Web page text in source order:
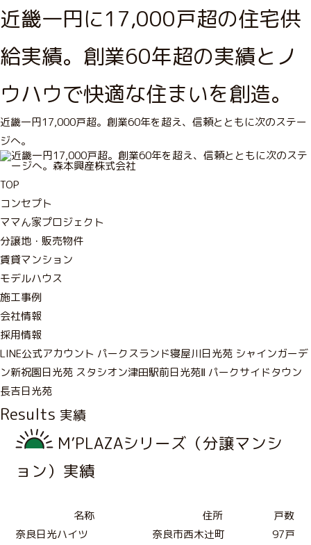
近畿一円に17,000戸超の住宅供
給実績。創業60年超の実績とノ
ウハウで快適な住まいを創造。
近畿一円17,000戸超。創業60年を超え、信頼とともに次のステー
ジへ。
TOP
コンセプト
ママん家プロジェクト
分譲地・販売物件
賃貸マンション
モデルハウス
施工事例
会社情報
採用情報
LINE公式アカウント パークスランド寝屋川日光苑 シャインガーデ
ン新祝園日光苑 スタシオン津田駅前日光苑Ⅱ パークサイドタウン
長吉日光苑
Results 実績
M’PLAZAシリーズ（分譲マンシ
ョン）実績
名称 住所
戸数
奈良日光ハイツ
奈良市西木辻町
97戸